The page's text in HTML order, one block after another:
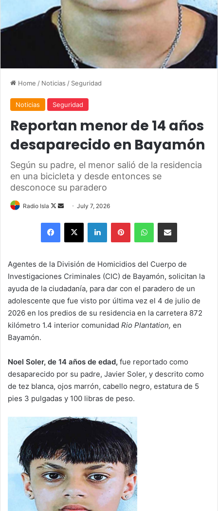
Home / Noticias / Seguridad
Noticias Seguridad
Reportan menor de 14 años
desaparecido en Bayamón
Según su padre, el menor salió de la residencia
en una bicicleta y desde entonces se
desconoce su paradero
Radio Isla
Follow
Send
email
July 7, 2026
Facebook
X LinkedInPinterestWhatsAppShare via Email
Agentes de la División de Homicidios del Cuerpo de
Investigaciones Criminales (CIC) de Bayamón, solicitan la
ayuda de la ciudadanía, para dar con el paradero de un
adolescente que fue visto por última vez el 4 de julio de
2026 en los predios de su residencia en la carretera 872
kilómetro 1.4 interior comunidad Rio Plantation, en
Bayamón.
Noel Soler, de 14 años de edad, fue reportado como
desaparecido por su padre, Javier Soler, y descrito como
de tez blanca, ojos marrón, cabello negro, estatura de 5
pies 3 pulgadas y 100 libras de peso.